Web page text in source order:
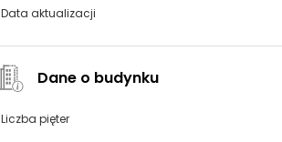
Data aktualizacji
Dane o budynku
Liczba pięter